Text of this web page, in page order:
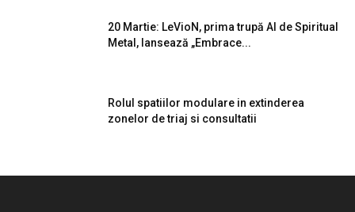
20 Martie: LeVioN, prima trupă AI de Spiritual
Metal, lansează „Embrace...
Rolul spatiilor modulare in extinderea
zonelor de triaj si consultatii